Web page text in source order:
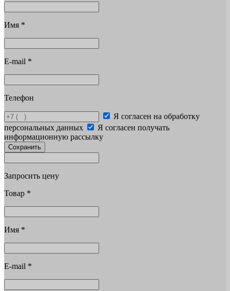
Имя *
E-mail *
Телефон
Я согласен на обработку
персональных данных
Я согласен получать
информационную рассылку
Сохранить
Запросить цену
Товар *
Имя *
E-mail *